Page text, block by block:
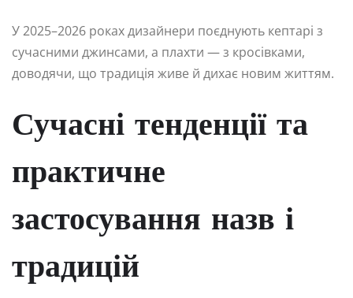
У 2025–2026 роках дизайнери поєднують кептарі з
сучасними джинсами, а плахти — з кросівками,
доводячи, що традиція живе й дихає новим життям.
Сучасні тенденції та
практичне
застосування назв і
традицій